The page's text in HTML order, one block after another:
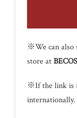
※We can also
store atBECOS
※If the link is